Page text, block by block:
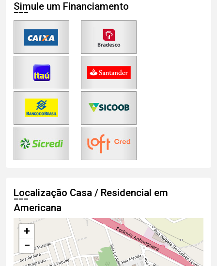
Simule um Financiamento
Localização Casa / Residencial em
Americana
+
−